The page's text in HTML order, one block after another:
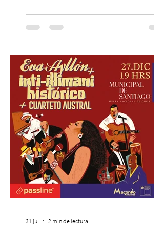
cinematográfica y actores en vivo,
recreando algunos de los universos más
una nueva atracción a su oferta
gastronómica y turística con la apertura de
Cinema, un restaurante temático
inspirado en el concepto de un museo de
Hollywood, que promete transportar a sus
visitantes a distintos
31 jul 2 min de lectura